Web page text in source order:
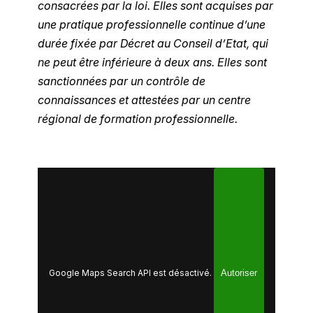
consacrées par la loi. Elles sont acquises par
une pratique professionnelle continue d’une
durée fixée par Décret au Conseil d’Etat, qui
ne peut être inférieure à deux ans. Elles sont
sanctionnées par un contrôle de
connaissances et attestées par un centre
régional de formation professionnelle.
Google Maps Search API est désactivé. Autoriser